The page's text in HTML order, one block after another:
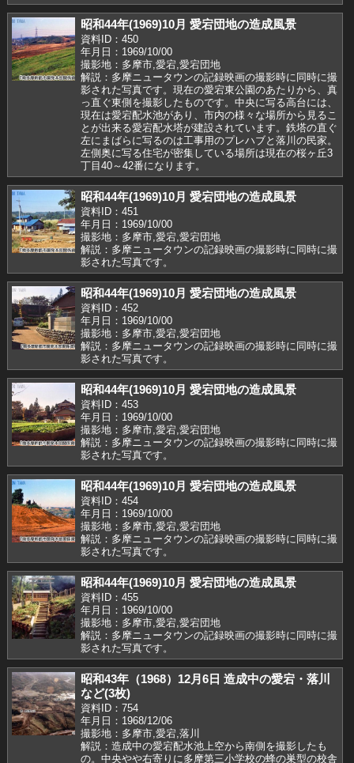
昭和44年(1969)10月 愛宕団地の造成風景
資料ID：450
年月日：1969/10/00
撮影地：多摩市,愛宕,愛宕団地
解説：多摩ニュータウンの記録映画の撮影時に同時に撮
影された写真です。現在の愛宕東公園のあたりから、真
っ直ぐ東側を撮影したものです。中央に写る高台には、
現在は愛宕配水池があり、市内の様々な場所から見るこ
とが出来る愛宕配水塔が建設されています。鉄塔の直ぐ
左にまばらに写るのは工事用のプレハブと落川の民家。
左側奥に写る住宅が密集している場所は現在の桜ヶ丘3
丁目40～42番になります。
昭和44年(1969)10月 愛宕団地の造成風景
資料ID：451
年月日：1969/10/00
撮影地：多摩市,愛宕,愛宕団地
解説：多摩ニュータウンの記録映画の撮影時に同時に撮
影された写真です。
昭和44年(1969)10月 愛宕団地の造成風景
資料ID：452
年月日：1969/10/00
撮影地：多摩市,愛宕,愛宕団地
解説：多摩ニュータウンの記録映画の撮影時に同時に撮
影された写真です。
昭和44年(1969)10月 愛宕団地の造成風景
資料ID：453
年月日：1969/10/00
撮影地：多摩市,愛宕,愛宕団地
解説：多摩ニュータウンの記録映画の撮影時に同時に撮
影された写真です。
昭和44年(1969)10月 愛宕団地の造成風景
資料ID：454
年月日：1969/10/00
撮影地：多摩市,愛宕,愛宕団地
解説：多摩ニュータウンの記録映画の撮影時に同時に撮
影された写真です。
昭和44年(1969)10月 愛宕団地の造成風景
資料ID：455
年月日：1969/10/00
撮影地：多摩市,愛宕,愛宕団地
解説：多摩ニュータウンの記録映画の撮影時に同時に撮
影された写真です。
昭和43年（1968）12月6日 造成中の愛宕・落川
など(3枚)
資料ID：754
年月日：1968/12/06
撮影地：多摩市,愛宕,落川
解説：造成中の愛宕配水池上空から南側を撮影したも
の。中央やや右寄りに多摩第三小学校の蜂の巣型の校舎